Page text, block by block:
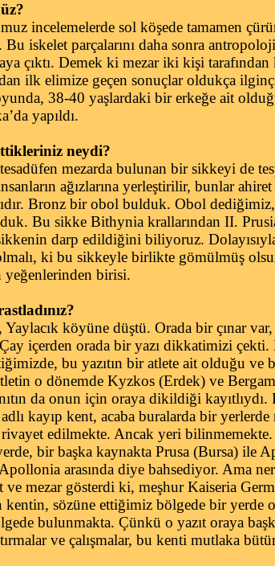
incelemelerde sol köşede tamamen
Bu iskelet parçalarını daha sonra
çıktı. Demek ki mezar iki kişi tarafından
ilk elimize geçen sonuçlar oldukça
38-40 yaşlardaki bir erkeğe ait
yapıldı.
neydi?
tesadüfen mezarda bulunan bir sikkeyi de
ağızlarına yerleştirilir, bunlar
Bronz bir obol bulduk. Obol
Bu sikke Bithynia krallarından II.
darp edildiğini biliyoruz.
ki bu sikkeyle birlikte gömülmüş
yeğenlerinden birisi.
köyüne düştü. Orada bir çınar var,
içerden orada bir yazı dikkatimizi
bu yazıtın bir atlete ait olduğu ve
o dönemde Kyzkos (Erdek) ve
da onun için oraya dikildiği
kayıp kent, acaba buralarda bir
edilmekte. Ancak yeri
bir başka kaynakta Prusa (Bursa) ile
arasında diye bahsediyor. Ama
mezar gösterdi ki, meşhur Kaiseria
kentin, sözüne ettiğimiz bölgede bir yerde
bulunmakta. Çünkü o yazıt oraya
ve çalışmalar, bu kenti mutlaka